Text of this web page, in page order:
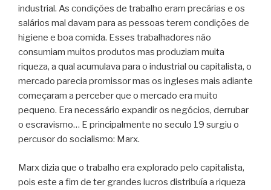
industrial. As condições de trabalho eram precárias e os
salários mal davam para as pessoas terem condições de
higiene e boa comida. Esses trabalhadores não
consumiam muitos produtos mas produziam muita
riqueza, a qual acumulava para o industrial ou capitalista, o
mercado parecia promissor mas os ingleses mais adiante
começaram a perceber que o mercado era muito
pequeno. Era necessário expandir os negócios, derrubar
o escravismo… E principalmente no seculo 19 surgiu o
percusor do socialismo: Marx.
Marx dizia que o trabalho era explorado pelo capitalista,
pois este a fim de ter grandes lucros distribuía a riqueza